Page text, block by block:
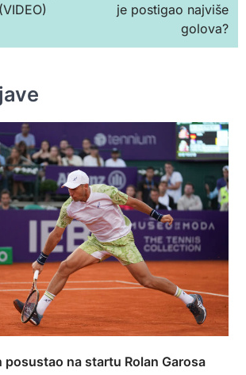
je postigao najviše
golova?
posustao na startu Rolan Garosa